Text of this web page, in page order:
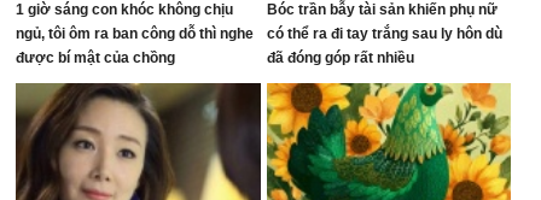
1 giờ sáng con khóc không chịu
ngủ, tôi ôm ra ban công dỗ thì nghe
được bí mật của chồng
Bóc trần bẫy tài sản khiến phụ nữ
có thể ra đi tay trắng sau ly hôn dù
đã đóng góp rất nhiều